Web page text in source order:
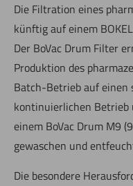
Die Filtration eines
künftig auf einem
Der BoVac Drum Filter
Produktion des
Batch-Betrieb auf einen
kontinuierlichen Betrieb
einem BoVac Drum M9
gewaschen und
Die besondere